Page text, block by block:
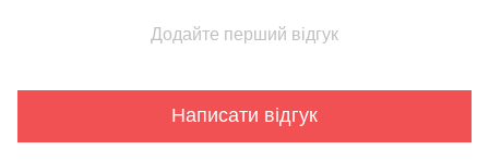
Додайте перший відгук
Написати відгук